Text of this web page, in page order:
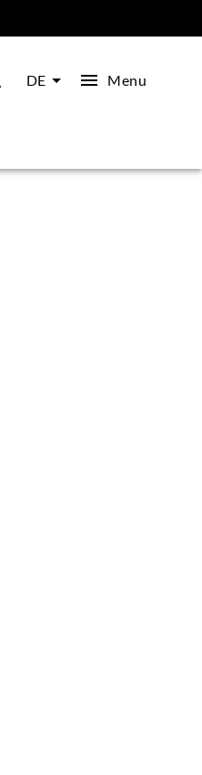
DE Menu